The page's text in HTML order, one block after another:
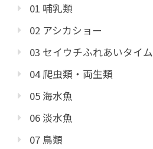
01 哺乳類
02 アシカショー
03 セイウチふれあいタイム
04 爬虫類・両生類
05 海水魚
06 淡水魚
07 鳥類